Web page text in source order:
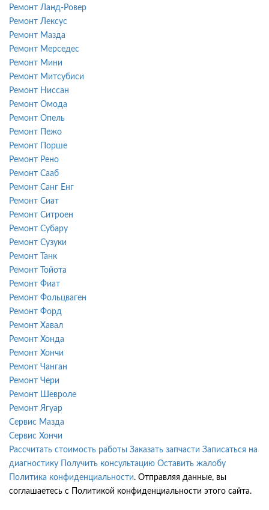
Ремонт Ланд-Ровер
Ремонт Лексус
Ремонт Мазда
Ремонт Мерседес
Ремонт Мини
Ремонт Митсубиси
Ремонт Ниссан
Ремонт Омода
Ремонт Опель
Ремонт Пежо
Ремонт Порше
Ремонт Рено
Ремонт Сааб
Ремонт Санг Енг
Ремонт Сиат
Ремонт Ситроен
Ремонт Субару
Ремонт Сузуки
Ремонт Танк
Ремонт Тойота
Ремонт Фиат
Ремонт Фольцваген
Ремонт Форд
Ремонт Хавал
Ремонт Хонда
Ремонт Хончи
Ремонт Чанган
Ремонт Чери
Ремонт Шевроле
Ремонт Ягуар
Сервис Мазда
Сервис Хончи
Рассчитать стоимость работы Заказать запчасти Записаться на
диагностику
Получить консультацию Оставить жалобу
Политика конфиденциальности. Отправляя данные, вы
соглашаетесь с Политикой конфиденциальности этого сайта.